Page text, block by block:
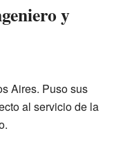
y
Aires. Puso sus
al servicio de la